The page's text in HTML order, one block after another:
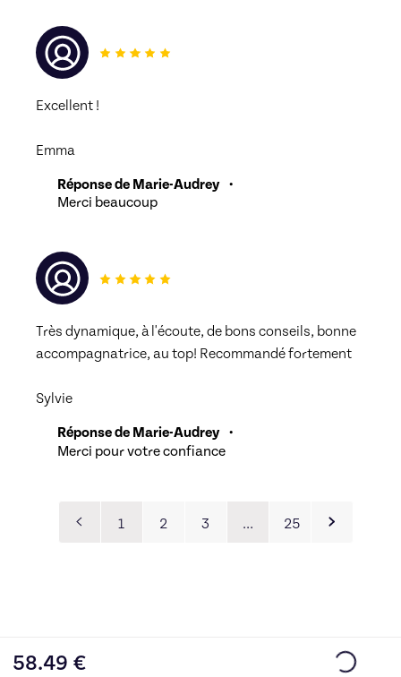
Excellent !
Emma
Réponse de Marie-Audrey
•
Merci beaucoup
Très dynamique, à l'écoute, de bons conseils, bonne
accompagnatrice, au top! Recommandé fortement
Sylvie
Réponse de Marie-Audrey
•
Merci pour votre confiance
1 2 3 … 25
58.49 €